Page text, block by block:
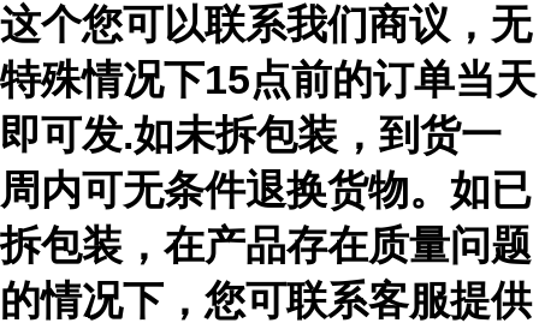
这个您可以联系我们商议，无
特殊情况下15点前的订单当天
即可发.如未拆包装，到货一
周内可无条件退换货物。如已
拆包装，在产品存在质量问题
的情况下，您可联系客服提供